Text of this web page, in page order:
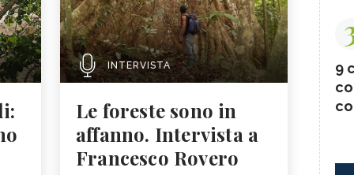
INTERVISTA
Le foreste sono in
affanno. Intervista a
Francesco Rovero
9